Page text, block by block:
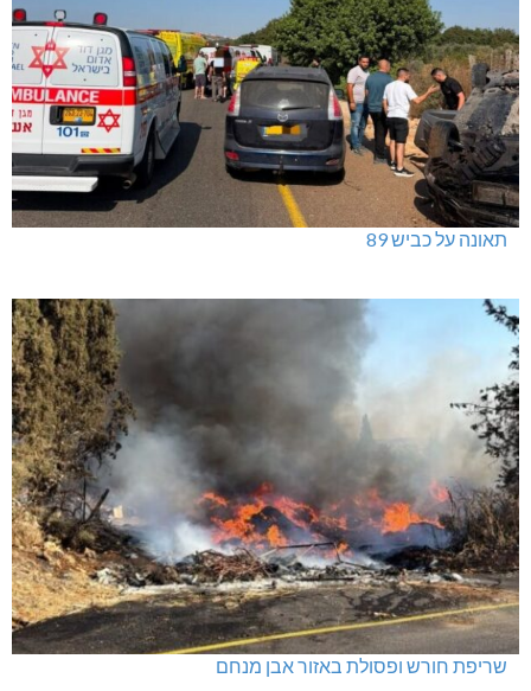
תאונה על כביש 89
שריפת חורש ופסולת באזור אבן מנחם